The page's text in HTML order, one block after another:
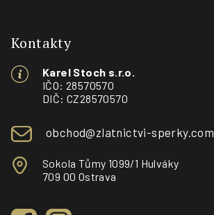
Kontakty
Karel Stoch s.r.o.
IČO: 28570570
DIČ: CZ28570570
obchod@zlatnictvi-sperky.com
Sokola Tůmy 1099/1 Hulváky
709 00 Ostrava